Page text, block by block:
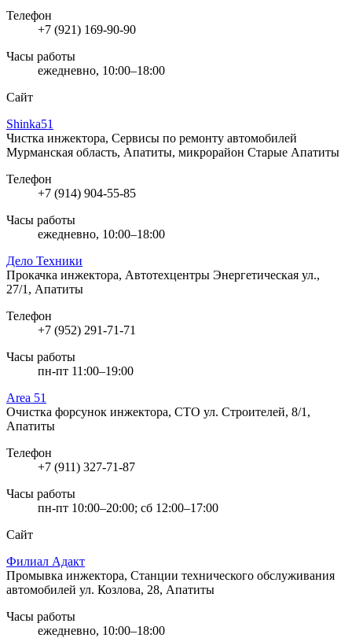
Телефон
+7 (921) 169-90-90
Часы работы
ежедневно, 10:00–18:00
Сайт
Shinka51
Чистка инжектора, Сервисы по ремонту автомобилей
Мурманская область, Апатиты, микрорайон Старые Апатиты
Телефон
+7 (914) 904-55-85
Часы работы
ежедневно, 10:00–18:00
Дело Техники
Прокачка инжектора, Автотехцентры Энергетическая ул.,
27/1, Апатиты
Телефон
+7 (952) 291-71-71
Часы работы
пн-пт 11:00–19:00
Area 51
Очистка форсунок инжектора, СТО ул. Строителей, 8/1,
Апатиты
Телефон
+7 (911) 327-71-87
Часы работы
пн-пт 10:00–20:00; сб 12:00–17:00
Сайт
Филиал Адакт
Промывка инжектора, Станции технического обслуживания
автомобилей ул. Козлова, 28, Апатиты
Часы работы
ежедневно, 10:00–18:00